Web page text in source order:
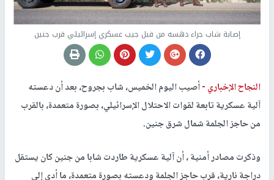
إصابة شاب جراء دهسه من قبل جيب عسكري إسرائيلي قرب جنين
النجاح الإخباري -أصيب اليوم الخميس، شاب بجروح، بعد أن دعسته
آلية عسكرية تابعة لقوات الاحتلال الإسرائيلي، بصورة متعمدة، بالقرب
من حاجز الجلمة شمال شرق جنين.
وذكرت مصادر أمنية ، أن آلية عسكرية طاردت شابا من جنين كان يستقل
دراجة نارية، قرب حاجز الجلمة ودعسته بصورة متعمدة، ما أدى إلى